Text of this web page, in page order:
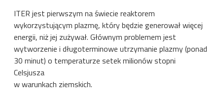
ITER jest pierwszym na świecie reaktorem
wykorzystującym plazmę, który będzie generował więcej
energii, niż jej zużywał. Głównym problemem jest
wytworzenie i długoterminowe utrzymanie plazmy (ponad
30 minut) o temperaturze setek milionów stopni
Celsjusza
w warunkach ziemskich.